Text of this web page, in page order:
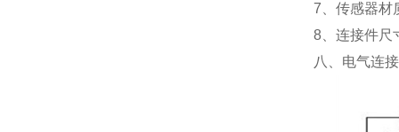
7、传感器材
8、连接件尺
八、电气连